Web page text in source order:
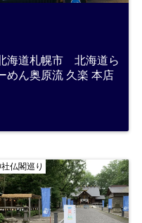
海道札幌市 北海道ら
めん奥原流 久楽 本店
仏閣巡り